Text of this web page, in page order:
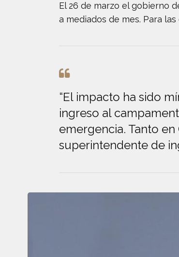
El 26 de marzo el gobierno
a mediados de mes. Para
“El impacto ha sido
ingreso al
emergencia. Tanto
superintendente de